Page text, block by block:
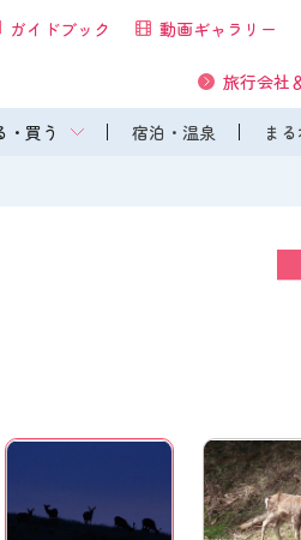
・買う 宿泊・温泉 ま
ガイドブック 動画ギャラリー
旅行会社